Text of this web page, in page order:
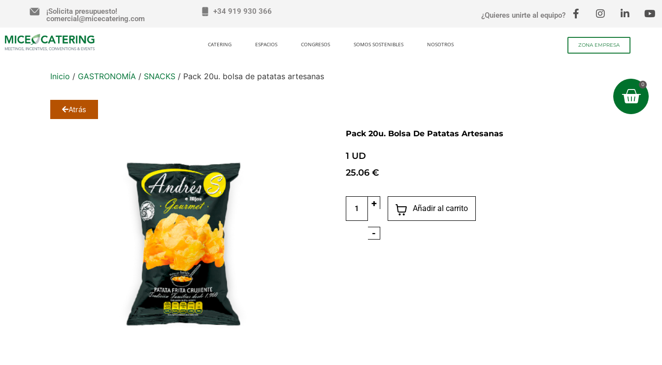
¡Solicita presupuesto!
comercial@micecatering.com
+34 919 930 366 ¿Quieres unirte al equipo?
CATERING ESPACIOS CONGRESOS SOMOS SOSTENIBLES NOSOTROS ZONA EMPRESA
Inicio / GASTRONOMÍA / SNACKS / Pack 20u. bolsa de patatas artesanas
Atrás
0
Pack 20u. Bolsa De Patatas Artesanas
1 UD
25.06 €
-
+ Añadir al carrito